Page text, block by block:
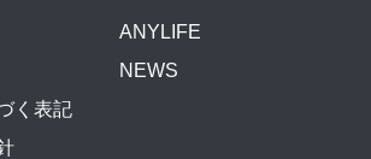
く表記
ANYLIFE
NEWS